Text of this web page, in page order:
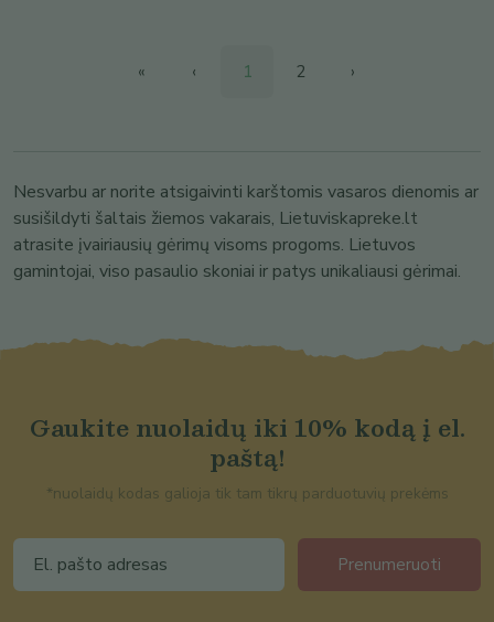
« ‹ 1 2 ›
Nesvarbu ar norite atsigaivinti karštomis vasaros dienomis ar
susišildyti šaltais žiemos vakarais, Lietuviskapreke.lt
atrasite įvairiausių gėrimų visoms progoms. Lietuvos
gamintojai, viso pasaulio skoniai ir patys unikaliausi gėrimai.
Gaukite nuolaidų iki 10% kodą į el.
paštą!
*nuolaidų kodas galioja tik tam tikrų parduotuvių prekėms
Prenumeruoti